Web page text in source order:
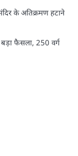
के अतिक्रमण हटाने
बड़ा फैसला, 250 वर्ग